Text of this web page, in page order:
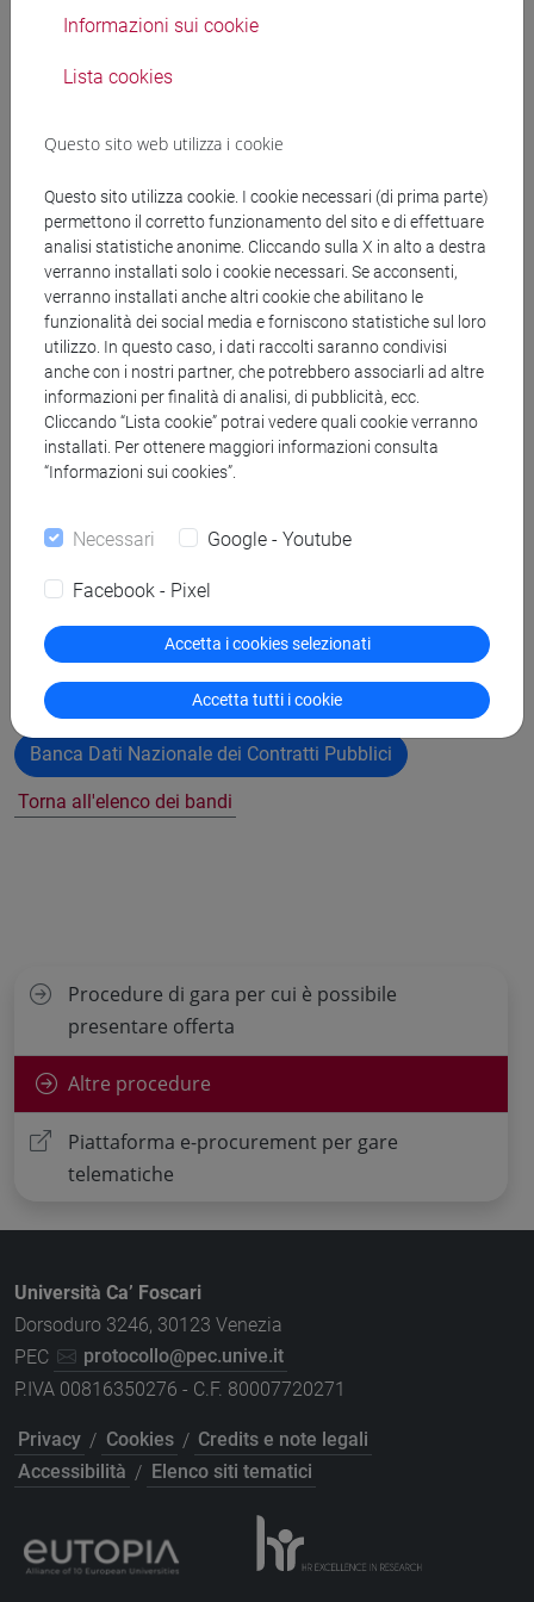
data 26/09/2025, alla ditta (periodo dal
ripartizione della spesa suddivisa tra le
11.12.2025.pdf
copertina.pdf
Campus Via Torino a Mestre – Edificio Delta –
Servizio per l’esecuzione della manutenzione
ordinaria annuale delle due celle frigo site al
piano interrato ed al 3° piano dell’edificio,
mediante trattativa diretta n. gara 5655608 del
26/09/2025 (periodo dal 01/11/2025 al
suppletiva di variante n. 1. CIG: B886C8C77C
DD_Ed Delta_manut celle frig_integ_pdfA.pdf
copertina.pdf
Banca Dati Nazionale dei Contratti Pubblici
Torna all'elenco dei bandi
Procedure di gara per cui è possibile
presentare offerta
Altre procedure
Piattaforma e-procurement per gare
telematiche
Università Ca’ Foscari
Dorsoduro 3246, 30123 Venezia
PEC
protocollo@pec.unive.it
P.IVA 00816350276 - C.F. 80007720271
Privacy / Cookies / Credits e note legali
Accessibilità / Elenco siti tematici
Informazioni sui cookie
Lista cookies
Questo sito web utilizza i cookie
Questo sito utilizza cookie. I cookie necessari (di prima parte)
permettono il corretto funzionamento del sito e di effettuare
analisi statistiche anonime. Cliccando sulla X in alto a destra
verranno installati solo i cookie necessari. Se acconsenti,
verranno installati anche altri cookie che abilitano le
funzionalità dei social media e forniscono statistiche sul loro
utilizzo. In questo caso, i dati raccolti saranno condivisi
anche con i nostri partner, che potrebbero associarli ad altre
informazioni per finalità di analisi, di pubblicità, ecc.
Cliccando “Lista cookie” potrai vedere quali cookie verranno
installati. Per ottenere maggiori informazioni consulta
“Informazioni sui cookies”.
Necessari Google - Youtube
Facebook - Pixel
Accetta i cookies selezionati
Accetta tutti i cookie